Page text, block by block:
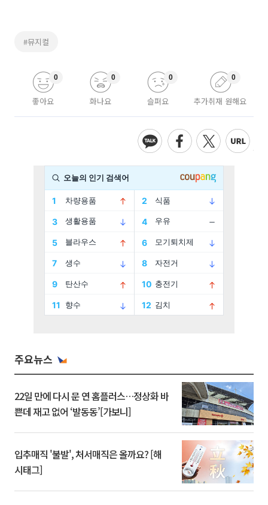
#뮤지컬
좋아요
0
화나요
0
슬퍼요
0
추가취재 원해요
0
주요뉴스
22일 만에 다시 문 연 홈플러스…정상화 바
쁜데 재고 없어 ‘발동동’[가보니]
입추매직 '불발', 처서매직은 올까요? [해
시태그]